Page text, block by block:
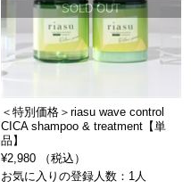
SOLD OUT
＜特別価格＞riasu wave control
CICA shampoo & treatment【単
品】
¥2,980 （税込）
お気に入りの登録人数：1人